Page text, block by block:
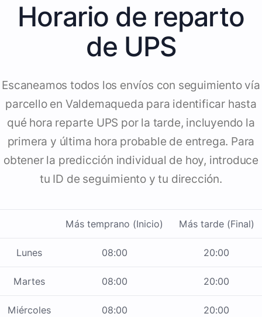
Horario de reparto
de UPS
Escaneamos todos los envíos con seguimiento vía
parcello en Valdemaqueda para identificar hasta
qué hora reparte UPS por la tarde, incluyendo la
primera y última hora probable de entrega. Para
obtener la predicción individual de hoy, introduce
tu ID de seguimiento y tu dirección.
Más temprano (Inicio) Más tarde (Final)
Lunes 08:00 20:00
Martes 08:00 20:00
Miércoles 08:00 20:00